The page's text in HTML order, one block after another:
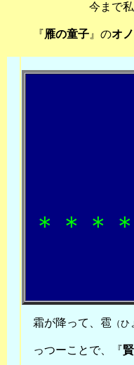
今まで
『雁の童子 』のオ
＊＊＊
霜が降って、雹 （ひ
っつーことで、『